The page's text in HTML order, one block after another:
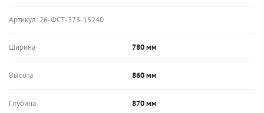
Артикул: 26-ФСТ-373-15240
Ширина 780 мм
Высота 860 мм
Глубина 870 мм